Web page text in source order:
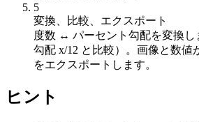
5
変換、比較、エクスポート
度数 ↔ パーセント勾配を変換し
勾配 x/12 と比較）。画像と数値
をエクスポートします。
ヒント